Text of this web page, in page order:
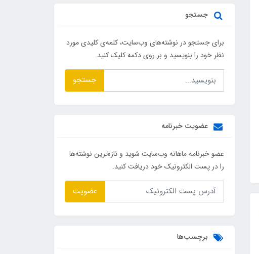
جستجو
برای جستجو در نوشته‌های وب‌سایت، کلمه‌ی کلیدی مورد
نظر خود را بنویسید و بر روی دکمه کلیک کنید.
جستجو
عضویت خبرنامه
عضو خبرنامه ماهانه وب‌سایت شوید و تازه‌ترین نوشته‌ها
را در پست الکترونیک خود دریافت کنید.
عضویت
برچسب‌ها